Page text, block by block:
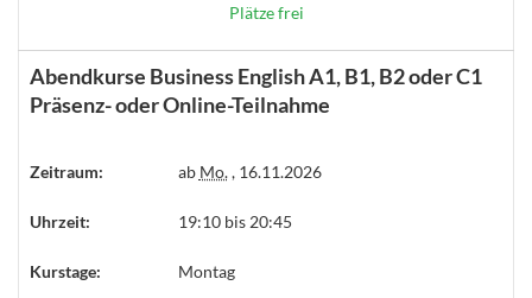
Plätze frei
Abendkurse Business English A1, B1, B2 oder C1
Präsenz- oder Online-Teilnahme
Zeitraum: ab Mo., 16.11.2026
Uhrzeit: 19:10 bis 20:45
Kurstage: Montag